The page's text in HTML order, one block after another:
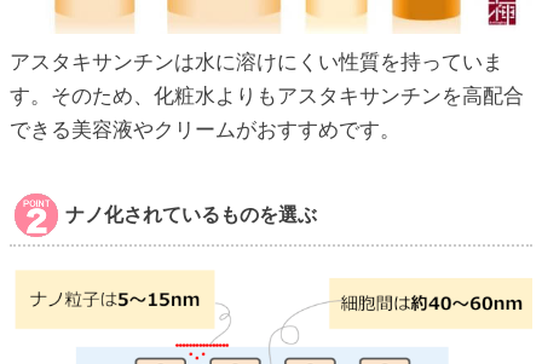
アスタキサンチンは水に溶けにくい性質を持っていま
す。そのため、化粧水よりもアスタキサンチンを高配合
できる美容液やクリームがおすすめです。
ナノ化されているものを選ぶ